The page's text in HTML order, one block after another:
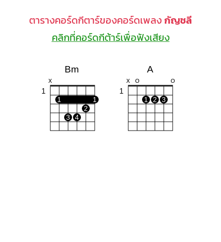
ตารางคอร์ดกีตาร์ของคอร์ดเพลงกัญชลี
คลิกที่คอร์ดกีต้าร์เพื่อฟังเสียง
Bm
X
1
1
1
2
3
4
A
X O O
1
1 2 3